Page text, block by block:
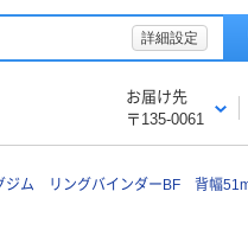
詳細設定
お届け先
〒135-0061
ジム リングバインダーBF 背幅